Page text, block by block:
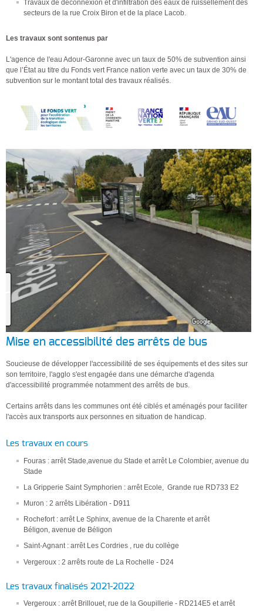
Travaux de déconnexion et d'infiltration des eaux de ruissellement des
secteurs de la rue Croix Biron et de la place Lacob.
Les travaux sont sontenus par
L'agence de l'eau Adour-Garonne avec un taux de 50% de subvention ainsi
que l’État au titre du Fonds vert France nation verte avec un taux de 30% de
subvention sur le montant total des travaux réalisés.
Mise en accessibilité des arrêts de bus
Soucieuse de développer l'accessibilité de ses équipements et des sites sur
son territoire, l'agglo s'est engagée dans une démarche d'agenda
d'accessibilité programmée notamment des arrêts de bus.
Certains arrêts dans les communes ont été ciblés et aménagés pour faciliter
l'accès aux transports aux personnes en situation de handicap.
Les travaux en cours
Fouras : arrêt Stade,avenue du Stade et arrêt Le Colombier, avenue du
Stade
La Gripperie Saint Symphorien : arrêt Ecole, Grande rue RD733 E2
Muron : 2 arrêts Libération - D911
Rochefort : arrêt Le Sphinx, avenue de la Charente et arrêt
Béligon, avenue de Béligon
Saint-Agnant : arrêt Les Cordries , rue du collège
Vergeroux : 2 arrêts route de La Rochelle - D24
Les travaux finalisés 2021-2022
Vergeroux : arrêt Brillouet, rue de la Goupillerie - RD214E5 et arrêt